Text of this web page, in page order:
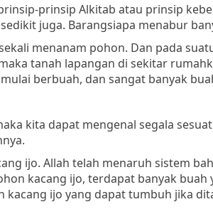
prinsip Alkitab atau prinsip
juga. Barangsiapa menabur
menanam pohon. Dan pada
tanah lapangan di sekitar
berbuah, dan sangat banyak
kita dapat mengenal segala
ijo. Allah telah menaruh sistem
kacang ijo, terdapat banyak
ijo yang dapat tumbuh jika